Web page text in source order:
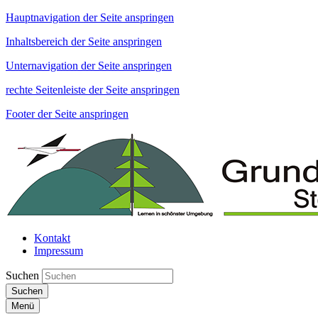
Hauptnavigation der Seite anspringen
Inhaltsbereich der Seite anspringen
Unternavigation der Seite anspringen
rechte Seitenleiste der Seite anspringen
Footer der Seite anspringen
Kontakt
Impressum
Suchen
Suchen
Menü